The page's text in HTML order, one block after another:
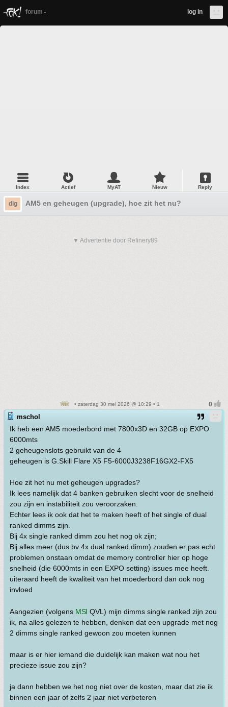
forum log in
Index Actief MyAT Nieuw Reply
dig AM5 en geheugen (upgrade), hoe zit het nu?
▼ Advertentie door Refinery89
• zaterdag 30 mei 2026 @ 10:29 • 1
mschol
Ik heb een AM5 moederbord met 7800x3D en 32GB op EXPO
6000mts
2 geheugenslots gebruikt van de 4
geheugen is G.Skill Flare X5 F5-6000J3238F16GX2-FX5
Hoe zit het nu met geheugen upgrades?
Ik lees namelijk dat 4 banken gebruiken slecht voor de snelheid
zou zijn en instabiliteit zou veroorzaken.
Echter lees ik ook dat het te maken heeft of het single of dual
ranked dimms zijn.
Bij 4x single ranked dimm zou het nog ok zijn;
Bij alles meer (dus bv 4x dual ranked dimm) zouden er pas echt
problemen onstaan omdat de memory controller hier op hoge
snelheid (die 6000mts in een EXPO setting) issues mee heeft.
uiteraard heeft de kwaliteit van het moederbord dan ook nog
invloed
Aangezien (volgens MSI QVL) mijn dimms single ranked zijn zou
ik, na alles gelezen te hebben, denken dat een upgrade met nog
2 dimms single ranked gewoon zou moeten kunnen
maar is er hier iemand die duidelijk kan maken wat nou het
precieze issue zou zijn?
ja dann hebben we het nog niet over de kosten, maar dat zie ik
binnen een jaar of zelfs 2 jaar niet verbeteren